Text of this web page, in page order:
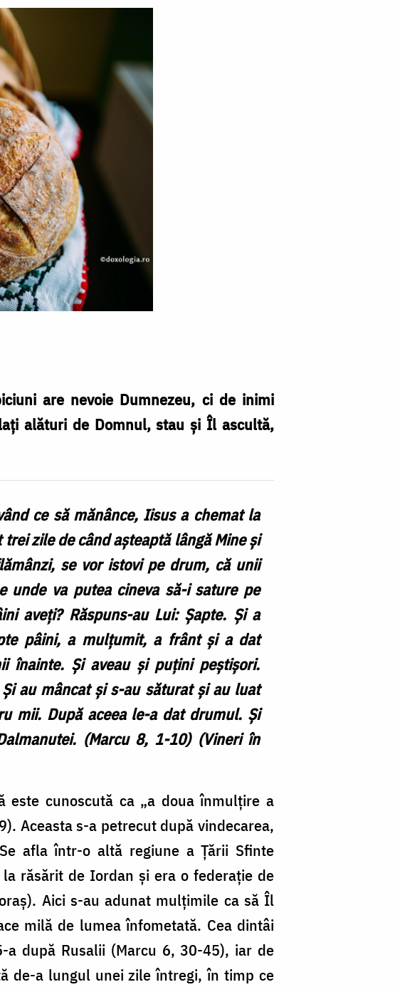
are nevoie Dumnezeu, ci de inimi
alături de Domnul, stau și Îl ascultă,
ce să mănânce, Iisus a chemat la
zile de când așteaptă lângă Mine și
se vor istovi pe drum, că unii
unde va putea cineva să-i sature pe
aveți? Răspuns-au Lui: Șapte. Și a
pâini, a mulțumit, a frânt și a dat
înainte. Și aveau și puțini peștișori.
au mâncat și s-au săturat și au luat
mii. După aceea le-a dat drumul. Și
(Marcu 8, 1-10) (Vineri în
este cunoscută ca „a doua înmulțire a
Aceasta s-a petrecut după vindecarea,
afla într-o altă regiune a Țării Sfinte
răsărit de Iordan și era o federație de
Aici s-au adunat mulțimile ca să Îl
milă de lumea înfometată. Cea dintâi
după Rusalii (Marcu 6, 30-45), iar de
de-a lungul unei zile întregi, în timp ce